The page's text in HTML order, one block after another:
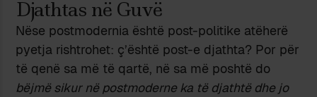
Djathtas në Guvë
Nëse postmodernia është post-politike atëherë
pyetja rishtrohet: ç’është post-e djathta? Por për
të qenë sa më të qartë, në sa më poshtë do
bëjmë sikur në postmoderne ka të djathtë dhe jo